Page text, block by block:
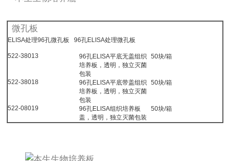
微孔板
ELISA处理96孔微孔板 96孔ELISA处理微孔板
522-38013
96孔ELISA平底无盖组织
培养板，透明，独立灭菌
包装
50块/箱
522-38018
96孔ELISA平底带盖组织
培养板，透明，独立灭菌
包装
50块/箱
522-08019
96孔ELISA组织培养板
盖，透明，独立灭菌包装
50块/箱